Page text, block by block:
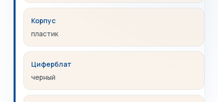
Корпус
пластик
Циферблат
черный